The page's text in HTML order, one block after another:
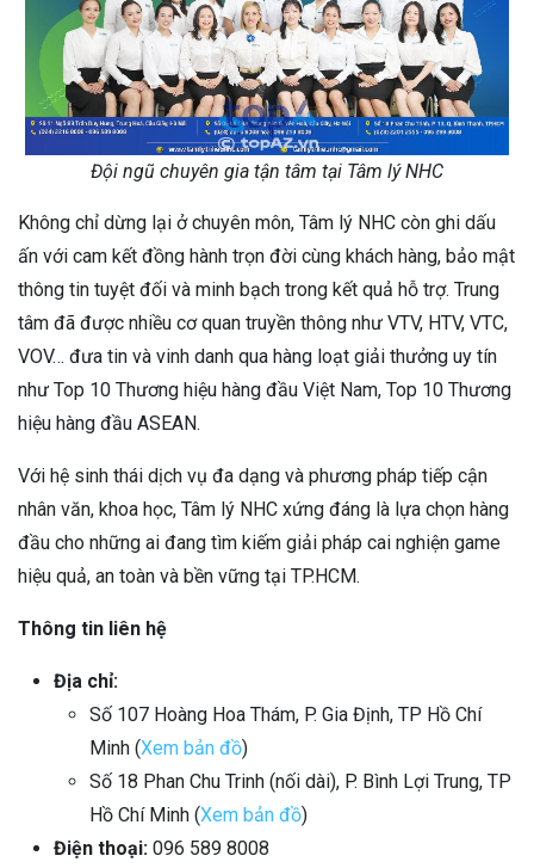
Đội ngũ chuyên gia tận tâm tại Tâm lý NHC
Không chỉ dừng lại ở chuyên môn, Tâm lý NHC còn ghi dấu
ấn với cam kết đồng hành trọn đời cùng khách hàng, bảo mật
thông tin tuyệt đối và minh bạch trong kết quả hỗ trợ. Trung
tâm đã được nhiều cơ quan truyền thông như VTV, HTV, VTC,
VOV… đưa tin và vinh danh qua hàng loạt giải thưởng uy tín
như Top 10 Thương hiệu hàng đầu Việt Nam, Top 10 Thương
hiệu hàng đầu ASEAN.
Với hệ sinh thái dịch vụ đa dạng và phương pháp tiếp cận
nhân văn, khoa học, Tâm lý NHC xứng đáng là lựa chọn hàng
đầu cho những ai đang tìm kiếm giải pháp cai nghiện game
hiệu quả, an toàn và bền vững tại TP.HCM.
Thông tin liên hệ
Địa chỉ:
Số 107 Hoàng Hoa Thám, P. Gia Định, TP Hồ Chí
Minh (Xem bản đồ)
Số 18 Phan Chu Trinh (nối dài), P. Bình Lợi Trung, TP
Hồ Chí Minh (Xem bản đồ)
Điện thoại: 096 589 8008